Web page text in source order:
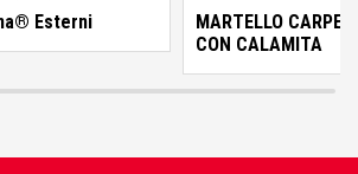
Esterni
MARTELLO
CON CALAMITA